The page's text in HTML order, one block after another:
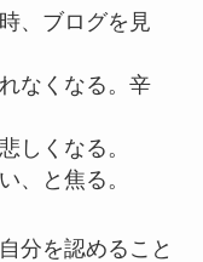
、ブログを見
なくなる。辛
しくなる。
、と焦る。
分を認めること